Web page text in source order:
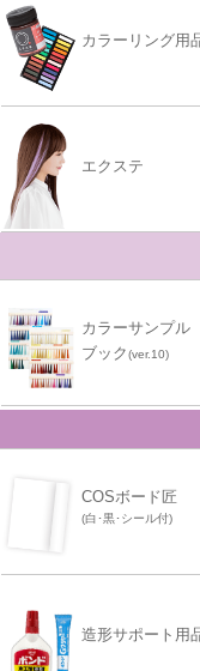
カラーリング用
エクステ
カラーサンプル
ブック(ver.10)
COSボード匠
(白･黒･シール付)
造形サポート用